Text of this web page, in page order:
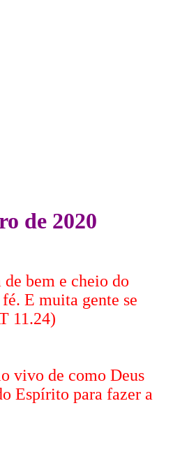
de 2020
de bem e cheio do
E muita gente se
11.24)
vivo de como Deus
Espírito para fazer a